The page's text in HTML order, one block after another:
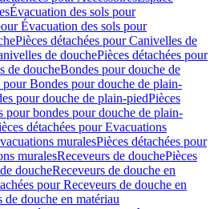
Évacuation des sols pour
Évacuation des sols pour
Pièces détachées pour Canivelles de
de douchePièces détachées pour
de doucheBondes pour douche de
pour Bondes pour douche de plain-
pour douche de plain-piedPièces
pour bondes pour douche de plain-
détachées pour Evacuations
muralesPièces détachées pour
muralesReceveurs de douchePièces
doucheReceveurs de douche en
pour Receveurs de douche en
de douche en matériau